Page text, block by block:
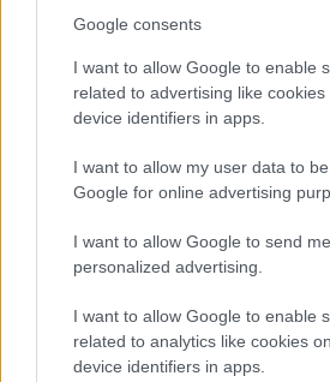
Google consents
I want to allow Google to enable
related to advertising like
device identifiers in apps.
I want to allow my user data to
Google for online advertising
I want to allow Google to send me
personalized advertising.
I want to allow Google to enable
related to analytics like cookies
device identifiers in apps.
έλειπε κανένα αντικείμενο
video
Οι αντιφάσεις